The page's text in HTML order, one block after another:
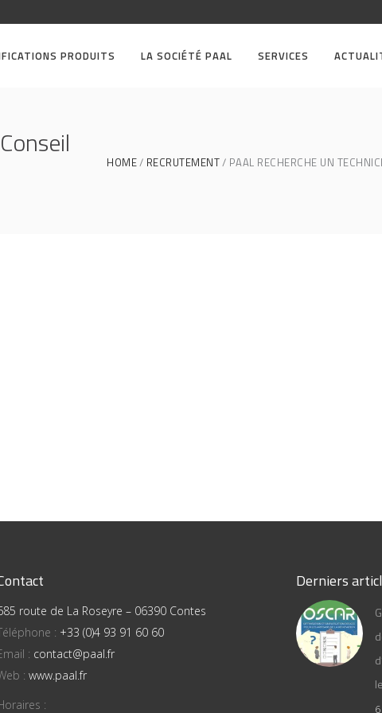
PRODUITS LA SOCIÉTÉ PAAL SERVICES
HOME RECRUTEMENT PAAL RECHERCHE UN
route de La Roseyre – 06390 Contes
: +33 (0)4 93 91 60 60
: contact@paal.fr
: www.paal.fr
:
Derniers